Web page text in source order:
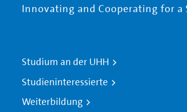
Innovating and Cooperating for
Studium an der UHH
Studieninteressierte
Weiterbildung